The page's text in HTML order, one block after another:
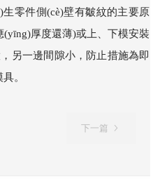
零件側(cè)壁有皺紋的主要原
厚度還薄)或上、下模安裝
另一邊間隙小，防止措施為即
。
下一篇